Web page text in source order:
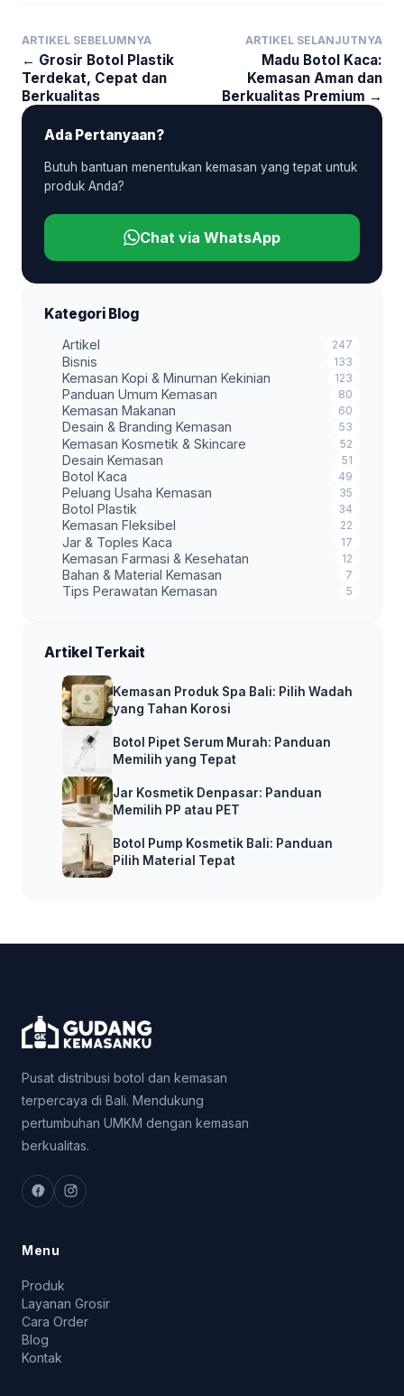
ARTIKEL SEBELUMNYA
← Grosir Botol Plastik
Terdekat, Cepat dan
Berkualitas
ARTIKEL SELANJUTNYA
Madu Botol Kaca:
Kemasan Aman dan
Berkualitas Premium →
Ada Pertanyaan?
Butuh bantuan menentukan kemasan yang tepat untuk
produk Anda?
Chat via WhatsApp
Kategori Blog
Artikel 247
Bisnis 133
Kemasan Kopi & Minuman Kekinian 123
Panduan Umum Kemasan 80
Kemasan Makanan 60
Desain & Branding Kemasan 53
Kemasan Kosmetik & Skincare 52
Desain Kemasan 51
Botol Kaca 49
Peluang Usaha Kemasan 35
Botol Plastik 34
Kemasan Fleksibel 22
Jar & Toples Kaca 17
Kemasan Farmasi & Kesehatan 12
Bahan & Material Kemasan 7
Tips Perawatan Kemasan 5
Artikel Terkait
Kemasan Produk Spa Bali: Pilih Wadah
yang Tahan Korosi
Botol Pipet Serum Murah: Panduan
Memilih yang Tepat
Jar Kosmetik Denpasar: Panduan
Memilih PP atau PET
Botol Pump Kosmetik Bali: Panduan
Pilih Material Tepat
Pusat distribusi botol dan kemasan
terpercaya di Bali. Mendukung
pertumbuhan UMKM dengan kemasan
berkualitas.
Menu
Produk
Layanan Grosir
Cara Order
Blog
Kontak